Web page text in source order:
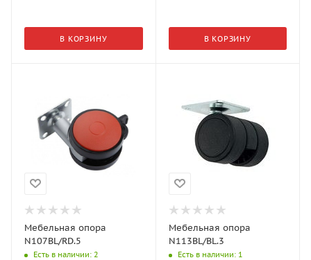
В КОРЗИНУ В КОРЗИНУ
Мебельная опора
N107BL/RD.5
Есть в наличии: 2
Мебельная опора
N113BL/BL.3
Есть в наличии: 1